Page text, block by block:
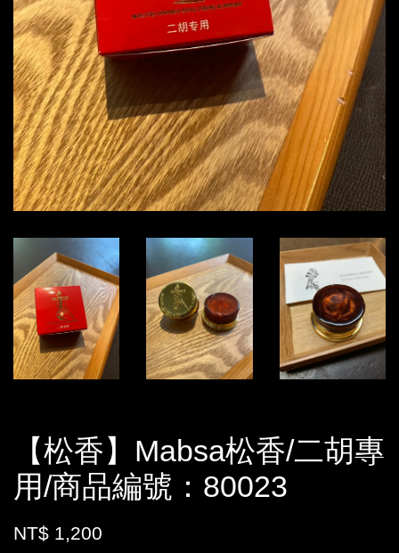
【松香】Mabsa松香/二胡專
用/商品編號：80023
NT$ 1,200